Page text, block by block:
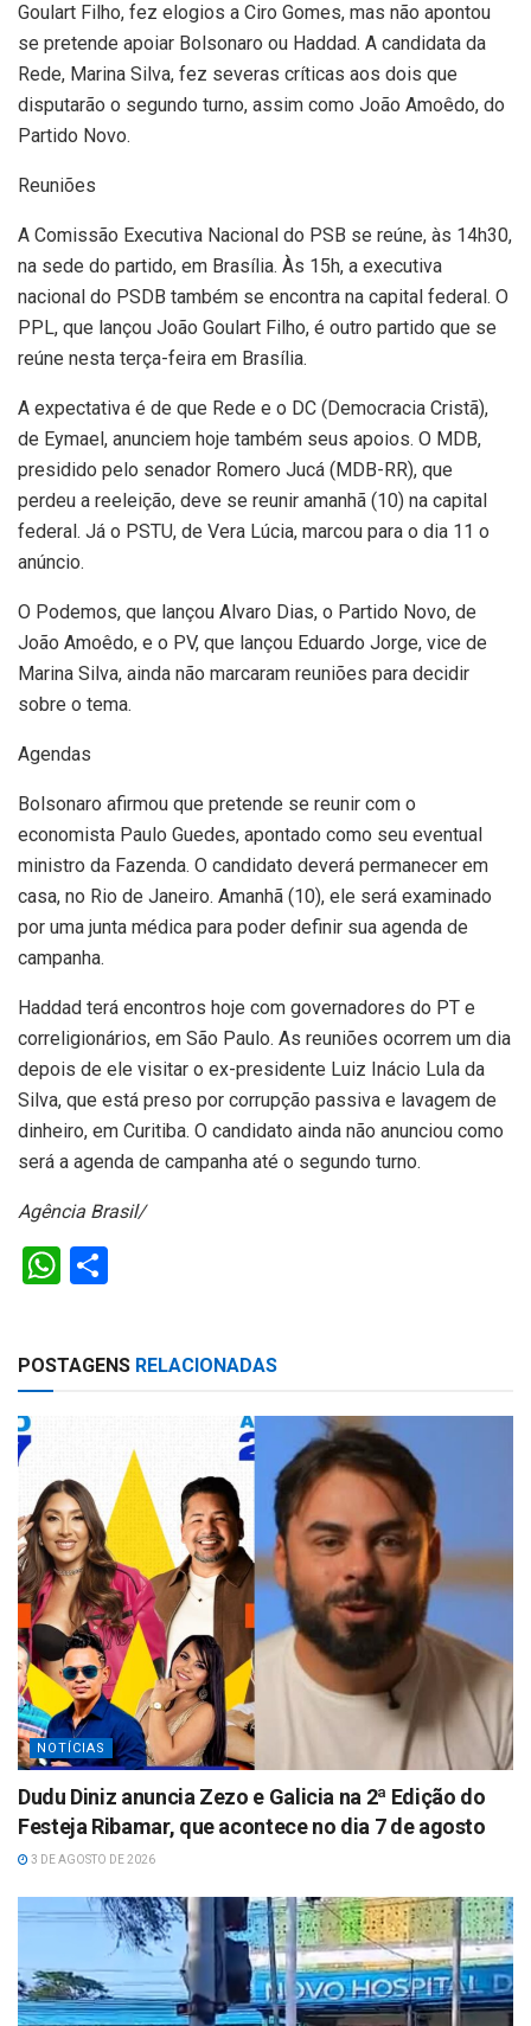
Goulart Filho, fez elogios a Ciro Gomes, mas não apontou
se pretende apoiar Bolsonaro ou Haddad. A candidata da
Rede, Marina Silva, fez severas críticas aos dois que
disputarão o segundo turno, assim como João Amoêdo, do
Partido Novo.
Reuniões
A Comissão Executiva Nacional do PSB se reúne, às 14h30,
na sede do partido, em Brasília. Às 15h, a executiva
nacional do PSDB também se encontra na capital federal. O
PPL, que lançou João Goulart Filho, é outro partido que se
reúne nesta terça-feira em Brasília.
A expectativa é de que Rede e o DC (Democracia Cristã),
de Eymael, anunciem hoje também seus apoios. O MDB,
presidido pelo senador Romero Jucá (MDB-RR), que
perdeu a reeleição, deve se reunir amanhã (10) na capital
federal. Já o PSTU, de Vera Lúcia, marcou para o dia 11 o
anúncio.
O Podemos, que lançou Alvaro Dias, o Partido Novo, de
João Amoêdo, e o PV, que lançou Eduardo Jorge, vice de
Marina Silva, ainda não marcaram reuniões para decidir
sobre o tema.
Agendas
Bolsonaro afirmou que pretende se reunir com o
economista Paulo Guedes, apontado como seu eventual
ministro da Fazenda. O candidato deverá permanecer em
casa, no Rio de Janeiro. Amanhã (10), ele será examinado
por uma junta médica para poder definir sua agenda de
campanha.
Haddad terá encontros hoje com governadores do PT e
correligionários, em São Paulo. As reuniões ocorrem um dia
depois de ele visitar o ex-presidente Luiz Inácio Lula da
Silva, que está preso por corrupção passiva e lavagem de
dinheiro, em Curitiba. O candidato ainda não anunciou como
será a agenda de campanha até o segundo turno.
Agência Brasil/
W
s
p
e
POSTAGENS RELACIONADAS
NOTÍCIAS
Dudu Diniz anuncia Zezo e Galicia na 2ª Edição do
Festeja Ribamar, que acontece no dia 7 de agosto
3 DE AGOSTO DE 2026